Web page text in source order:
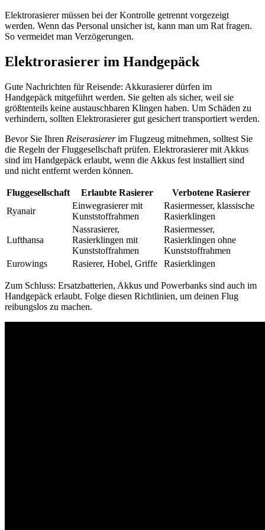
Elektrorasierer müssen bei der Kontrolle getrennt vorgezeigt
werden. Wenn das Personal unsicher ist, kann man um Rat fragen.
So vermeidet man Verzögerungen.
Elektrorasierer im Handgepäck
Gute Nachrichten für Reisende: Akkurasierer dürfen im
Handgepäck mitgeführt werden. Sie gelten als sicher, weil sie
größtenteils keine austauschbaren Klingen haben. Um Schäden zu
verhindern, sollten Elektrorasierer gut gesichert transportiert werden.
Bevor Sie Ihren Reiserasiererim Flugzeug mitnehmen, solltest Sie
die Regeln der Fluggesellschaft prüfen. Elektrorasierer mit Akkus
sind im Handgepäck erlaubt, wenn die Akkus fest installiert sind
und nicht entfernt werden können.
Fluggesellschaft Erlaubte Rasierer
Verbotene Rasierer
Ryanair
Einwegrasierer mit
Kunststoffrahmen
Rasiermesser, klassische
Rasierklingen
Lufthansa
Nassrasierer,
Rasierklingen mit
Kunststoffrahmen
Rasiermesser,
Rasierklingen ohne
Kunststoffrahmen
Eurowings
Rasierer, Hobel, Griffe Rasierklingen
Zum Schluss: Ersatzbatterien, Akkus und Powerbanks sind auch im
Handgepäck erlaubt. Folge diesen Richtlinien, um deinen Flug
reibungslos zu machen.